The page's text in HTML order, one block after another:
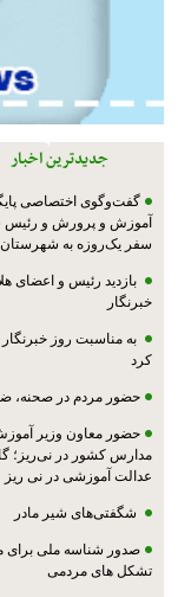
جدیدترین اخبار
گفت‌وگوی اختصاصی
آموزش و پرورش و رئیس
سفر یک‌روزه به
بازدید رئیس و اعضای
خبرنگار
به مناسبت روز خبرنگار
کرد
حضور مردم در صحنه،
حضور معاون وزیر
مدارس کشور در نی‌ریز؛
عدالت آموزشی در نی ریز
شگفتی‌های شیر مادر
صدور شناسه ملی برای
تشکل های مردمی